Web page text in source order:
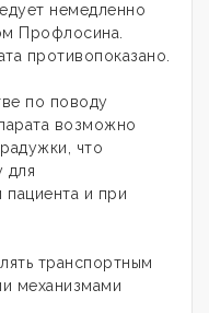
немедленно
Профлосина.
противопоказано.
по поводу
возможно
что
для
и при
транспортным
механизмами